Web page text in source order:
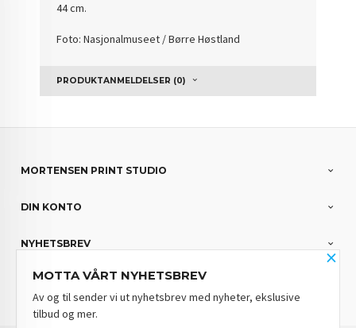
44 cm.
Foto: Nasjonalmuseet / Børre Høstland
PRODUKTANMELDELSER (0)
MORTENSEN PRINT STUDIO
DIN KONTO
NYHETSBREV
PARTNERE
×
MOTTA VÅRT NYHETSBREV
Av og til sender vi ut nyhetsbrev med nyheter, ekslusive
tilbud og mer.